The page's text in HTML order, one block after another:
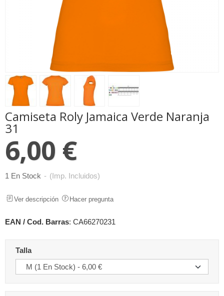
Camiseta Roly Jamaica Verde Naranja
31
6,00 €
1 En Stock - (Imp. Incluidos)
Ver descripción Hacer pregunta
EAN / Cod. Barras: CA66270231
Talla